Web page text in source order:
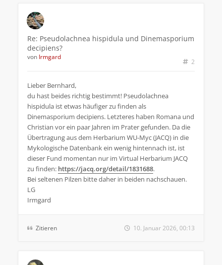
Re: Pseudolachnea hispidula und Dinemasporium
decipiens?
2
von Irmgard
Lieber Bernhard,
du hast beides richtig bestimmt! Pseudolachnea
hispidula ist etwas häufiger zu finden als
Dinemasporium decipiens. Letzteres haben Romana und
Christian vor ein paar Jahren im Prater gefunden. Da die
Übertragung aus dem Herbarium WU-Myc (JACQ) in die
Mykologische Datenbank ein wenig hintennach ist, ist
dieser Fund momentan nur im Virtual Herbarium JACQ
zu finden: https://jacq.org/detail/1831688.
Bei seltenen Pilzen bitte daher in beiden nachschauen.
LG
Irmgard
Zitieren 10. Januar 2026, 00:13